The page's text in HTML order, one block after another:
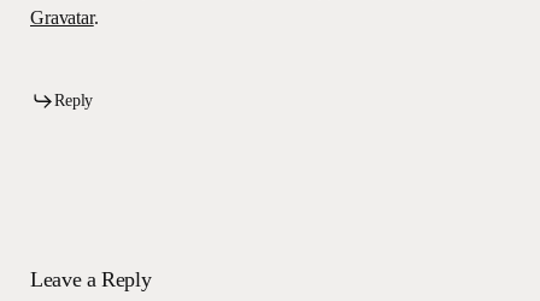
Gravatar.
Reply
Leave a Reply